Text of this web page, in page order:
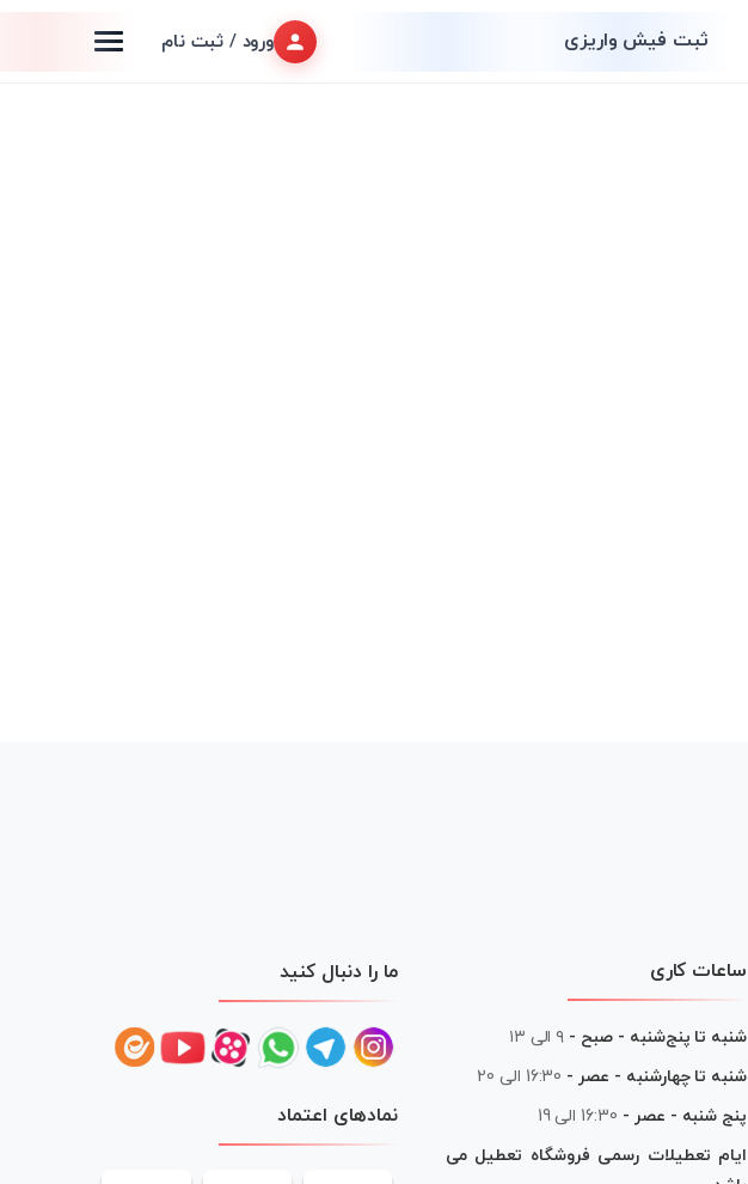
ثبت فیش واریزی ورود / ثبت نام
ساعات کاری
شنبه تا پنج‌شنبه - صبح - ۹ الی ۱۳
شنبه تا چهارشنبه - عصر - 16:30 الی 20
پنج شنبه - عصر - 16:30 الی 19
ایام تعطیلات رسمی فروشگاه تعطیل می
ما را دنبال کنید
نمادهای اعتماد